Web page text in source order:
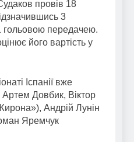
провів 18
3
гольовою передачею.
його вартість у
Іспанії вже
Артем Довбик, Віктор
Андрій Лунін
Яремчук